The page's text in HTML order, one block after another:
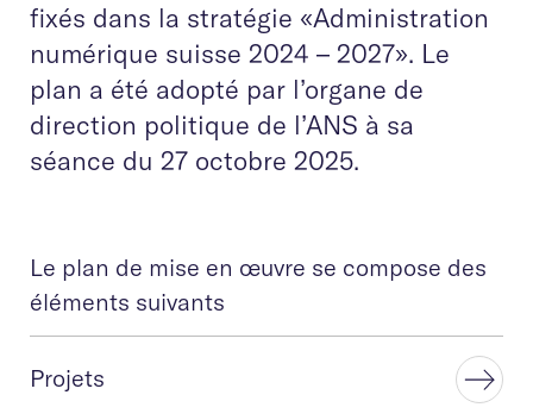
fixés dans la stratégie «Administration
numérique suisse 2024 – 2027». Le
plan a été adopté par l’organe de
direction politique de l’ANS à sa
séance du 27 octobre 2025.
Le plan de mise en œuvre se compose des
éléments suivants
Projets